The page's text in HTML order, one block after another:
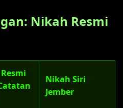
Nikah Resmi
Nikah Siri
Jember